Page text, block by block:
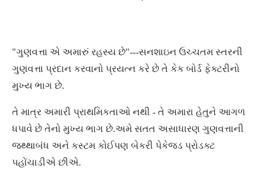
"ગુણવત્તા એ અમારું રહસ્ય છે"---સનશાઇન ઉચ્ચતમ સ્તરની
ગુણવત્તા પ્રદાન કરવાનો પ્રયત્ન કરે છે તે કેક બોર્ડ ફેક્ટરીનો
મુખ્ય ભાગ છે.
તે માત્ર અમારી પ્રાથમિકતાઓ નથી - તે અમારા હેતુને આગળ
ધપાવે છે તેનો મુખ્ય ભાગ છે.અમે સતત અસાધારણ ગુણવત્તાની
જથ્થાબંધ અને કસ્ટમ કોઈપણ બેકરી પેકેજ્ડ પ્રોડક્ટ
પહોંચાડીએ છીએ.